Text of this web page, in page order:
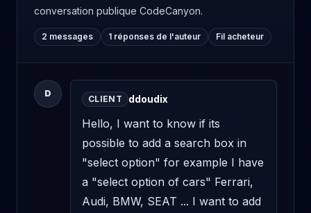
conversation publique CodeCanyon.
2 messages 1 réponses de l'auteur Fil acheteur
D
CLIENT ddoudix
Hello, I want to know if its
possible to add a search box in
"select option" for example I have
a "select option of cars" Ferrari,
Audi, BMW, SEAT ... I want to add